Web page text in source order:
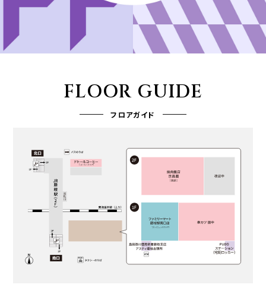
FLOOR GUIDE
フロアガイド